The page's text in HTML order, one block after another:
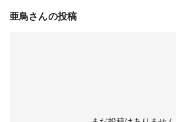
亜鳥さんの投稿